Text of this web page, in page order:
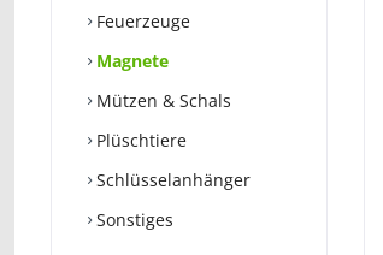
Feuerzeuge
Magnete
Mützen & Schals
Plüschtiere
Schlüsselanhänger
Sonstiges